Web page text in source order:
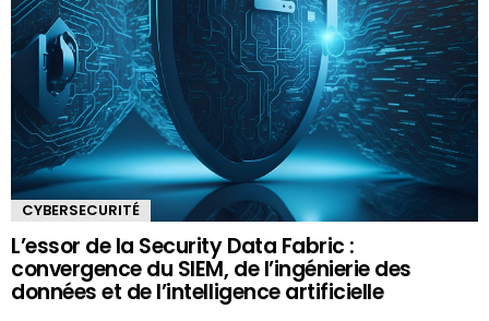
CYBERSECURITÉ
L’essor de la Security Data Fabric :
convergence du SIEM, de l’ingénierie des
données et de l’intelligence artificielle